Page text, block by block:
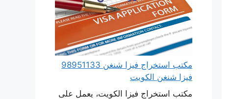
مكتب استخراج فيزا شنغن 98951133
فيزا شنغن الكويت
مكتب استخراج فيزا الكويت، يعمل على